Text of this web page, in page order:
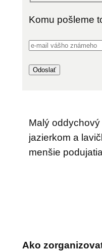
Komu pošleme
Malý
jazierkom a
menšie
Ako